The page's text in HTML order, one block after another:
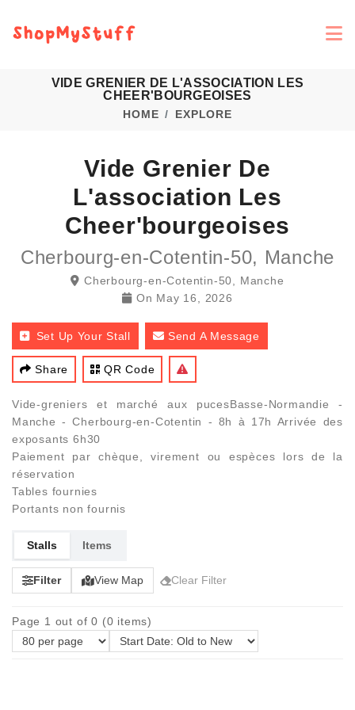
VIDE GRENIER DE L'ASSOCIATION LES
CHEER'BOURGEOISES
HOME EXPLORE
Vide Grenier De
L'association Les
Cheer'bourgeoises
Cherbourg-en-Cotentin-50, Manche
Cherbourg-en-Cotentin-50, Manche
On May 16, 2026
Set Up Your Stall Send A Message
Share QR Code
Vide-greniers et marché aux pucesBasse-Normandie -
Manche - Cherbourg-en-Cotentin - 8h à 17h Arrivée des
exposants 6h30
Paiement par chèque, virement ou espèces lors de la
réservation
Tables fournies
Portants non fournis
Stalls Items
Filter View Map Clear Filter
Page 1 out of 0 (0 items)